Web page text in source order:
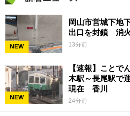
NEW
岡山市営城下地
出口を封鎖 消
13分前
NEW
【速報】こと
木駅～長尾駅で
現在 香川
24分前